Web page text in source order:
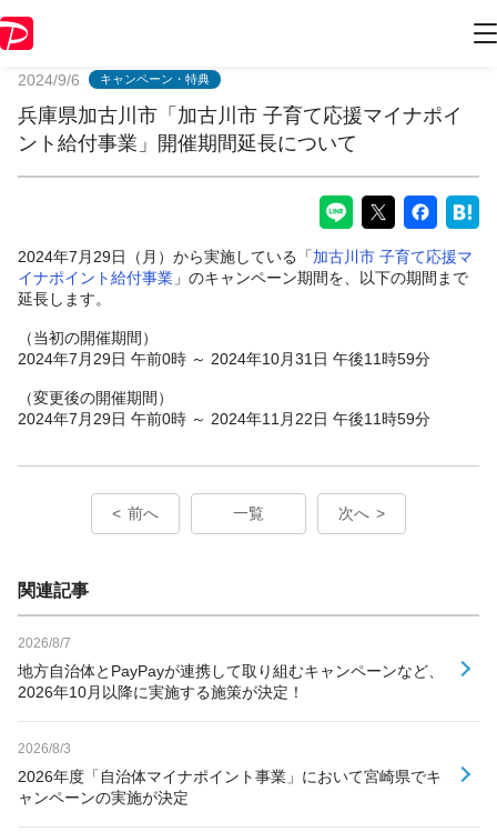
2024/9/6 キャンペーン・特典
兵庫県加古川市「加古川市 子育て応援マイナポイ
ント給付事業」開催期間延長について
2024年7月29日（月）から実施している「加古川市 子育て応援マ
イナポイント給付事業 」のキャンペーン期間を、以下の期間まで
延長します。
（当初の開催期間）
2024年7月29日 午前0時 ～ 2024年10月31日 午後11時59分
（変更後の開催期間）
2024年7月29日 午前0時 ～ 2024年11月22日 午後11時59分
前へ 一覧 次へ
関連記事
2026/8/7
地方自治体とPayPayが連携して取り組むキャンペーンなど、
2026年10月以降に実施する施策が決定！
2026/8/3
2026年度「自治体マイナポイント事業」において宮崎県でキ
ャンペーンの実施が決定